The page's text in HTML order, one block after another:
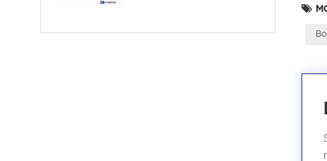
avec la grille dans la